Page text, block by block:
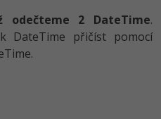
odečteme 2 DateTime.
DateTime přičíst pomocí